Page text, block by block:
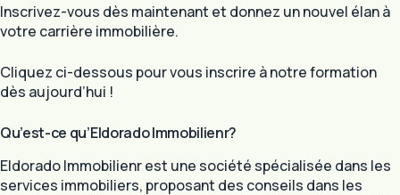
Inscrivez-vous dès maintenant et donnez un nouvel élan à
votre carrière immobilière.
Cliquez ci-dessous pour vous inscrire à notre formation
dès aujourd’hui !
Qu’est-ce qu’Eldorado Immobilienr?
Eldorado Immobilienr est une société spécialisée dans les
services immobiliers, proposant des conseils dans les